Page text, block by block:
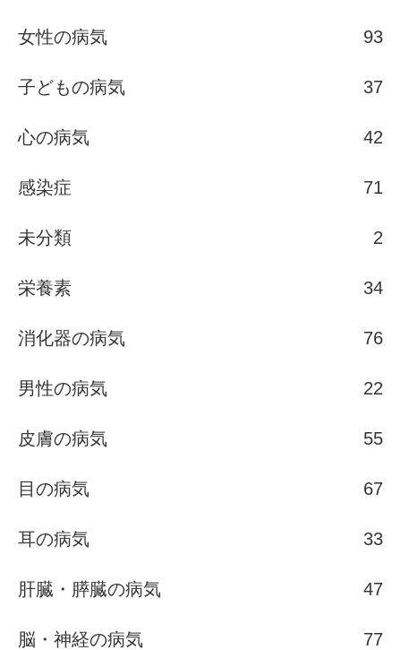
女性の病気 93
子どもの病気 37
心の病気 42
感染症 71
未分類 2
栄養素 34
消化器の病気 76
男性の病気 22
皮膚の病気 55
目の病気 67
耳の病気 33
肝臓・膵臓の病気 47
脳・神経の病気 77